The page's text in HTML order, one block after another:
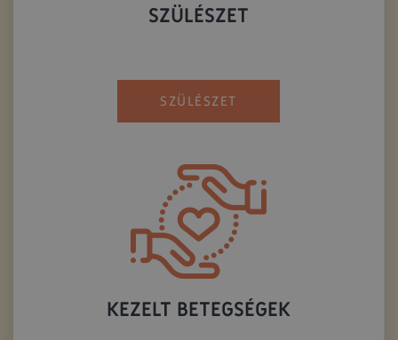
SZÜLÉSZET
SZÜLÉSZET
KEZELT BETEGSÉGEK